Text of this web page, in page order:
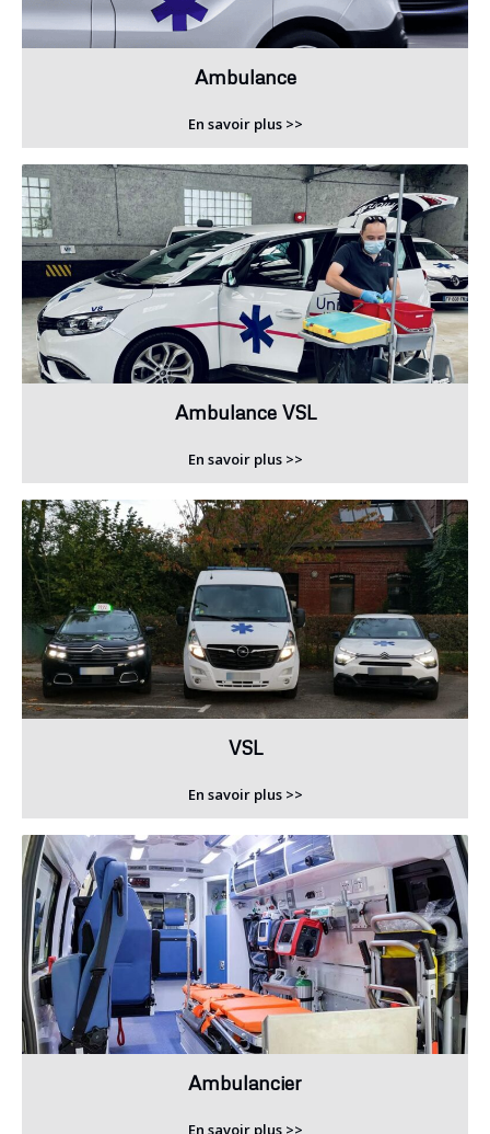
Ambulance
En savoir plus >>
Ambulance VSL
En savoir plus >>
VSL
En savoir plus >>
Ambulancier
En savoir plus >>